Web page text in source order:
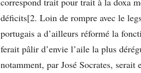
déficits[2. Loin de rompre avec le
portugais a d’ailleurs réformé la
ferait pâlir d’envie l’aile la plus
notamment, par José Socrates,